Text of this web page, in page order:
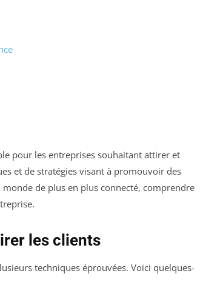
pour les entreprises souhaitant attirer et
et de stratégies visant à promouvoir des
de plus en plus connecté, comprendre
les clients
techniques éprouvées. Voici quelques-